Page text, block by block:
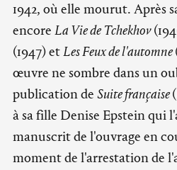
1942, où elle mourut. Après
encore La Vie de Tchekhov
(1947) etLes Feux de l'automne
œuvre ne sombre dans un
publication de Suite française
à sa fille Denise Epstein qui
manuscrit de l'ouvrage en
moment de l'arrestation de